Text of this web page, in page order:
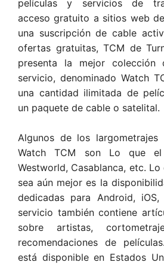
películas y servicios de
acceso gratuito a sitios web
una suscripción de cable
ofertas gratuitas, TCM de
presenta la mejor colección
servicio, denominado Watch
una cantidad ilimitada de
un paquete de cable o satelital.
Algunos de los largometrajes
Watch TCM son Lo que
Westworld, Casablanca, etc. Lo
sea aún mejor es la
dedicadas para Android,
servicio también contiene
sobre artistas,
recomendaciones de
está disponible en Estados